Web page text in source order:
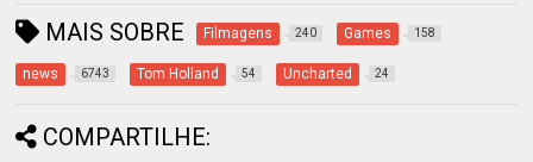
MAIS SOBRE Filmagens 240 Games 158
news 6743 Tom Holland 54 Uncharted 24
COMPARTILHE: